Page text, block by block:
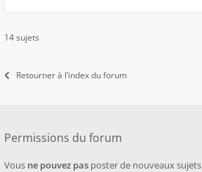
14 sujets
Retourner à l’index du forum
Permissions du forum
Vous ne pouvez pas poster de nouveaux sujets